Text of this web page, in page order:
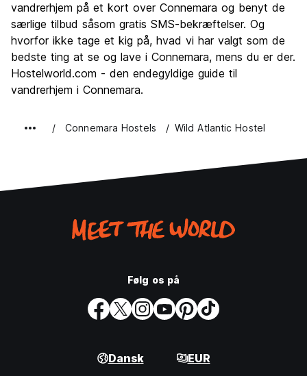
Værdi for pengene
9.0
vandrerhjem på et kort over Connemara og benyt de
særlige tilbud såsom gratis SMS-bekræftelser. Og
hvorfor ikke tage et kig på, hvad vi har valgt som de
bedste ting at se og lave i Connemara, mens du er der.
Hostelworld.com - den endegyldige guide til
vandrerhjem i Connemara.
Connemara Hostels Wild Atlantic Hostel
Følg os på
Dansk EUR